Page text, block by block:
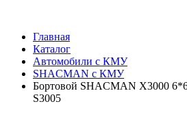
Главная
Каталог
Автомобили с КМУ
SHACMAN с КМУ
Бортовой SHACMAN X3000
S3005